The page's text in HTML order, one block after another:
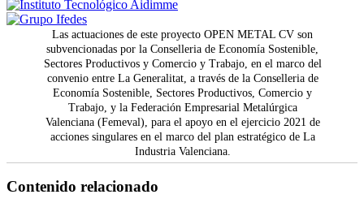
Las actuaciones de este proyecto OPEN METAL CV son
subvencionadas por la Conselleria de Economía Sostenible,
Sectores Productivos y Comercio y Trabajo, en el marco del
convenio entre La Generalitat, a través de la Conselleria de
Economía Sostenible, Sectores Productivos, Comercio y
Trabajo, y la Federación Empresarial Metalúrgica
Valenciana (Femeval), para el apoyo en el ejercicio 2021 de
acciones singulares en el marco del plan estratégico de La
Industria Valenciana.
Contenido relacionado